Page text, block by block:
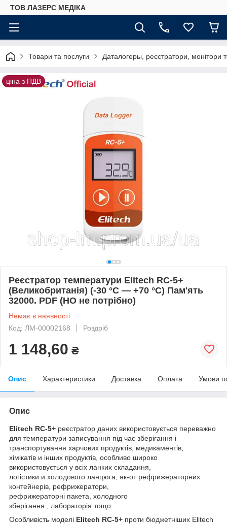
ТОВ ЛАЗЕРС МЕДІКА
Товари та послуги Даталогеры, реєстратори, монітори
ціна з ПДВ
Реєстратор температури Elitech RC-5+
(Великобританія) (-30 °C — +70 °C) Пам'ять
32000. PDF (НО не потрібно)
Немає в наявності
Код: ЛМ-00002168
Роздріб
1 148,60 ₴
Опис Характеристики Доставка Оплата Умови
Опис
Elitech RC-5+ реєстратор даних використовується переважно
для температури записування під час зберігання і
транспортування харчових продуктів, медикаментів,
хімікатів и інших продуктів, особливо широко
використовується у всіх ланких складання,
логістики и холодового ланцюга, як-от рефрижераторних
контейнерів, рефрижератори,
рефрижераторні пакета, холодного
зберігання , лабораторія тощо.
Особливість моделі Elitech RC-5+ проти бюджетніших Elitech